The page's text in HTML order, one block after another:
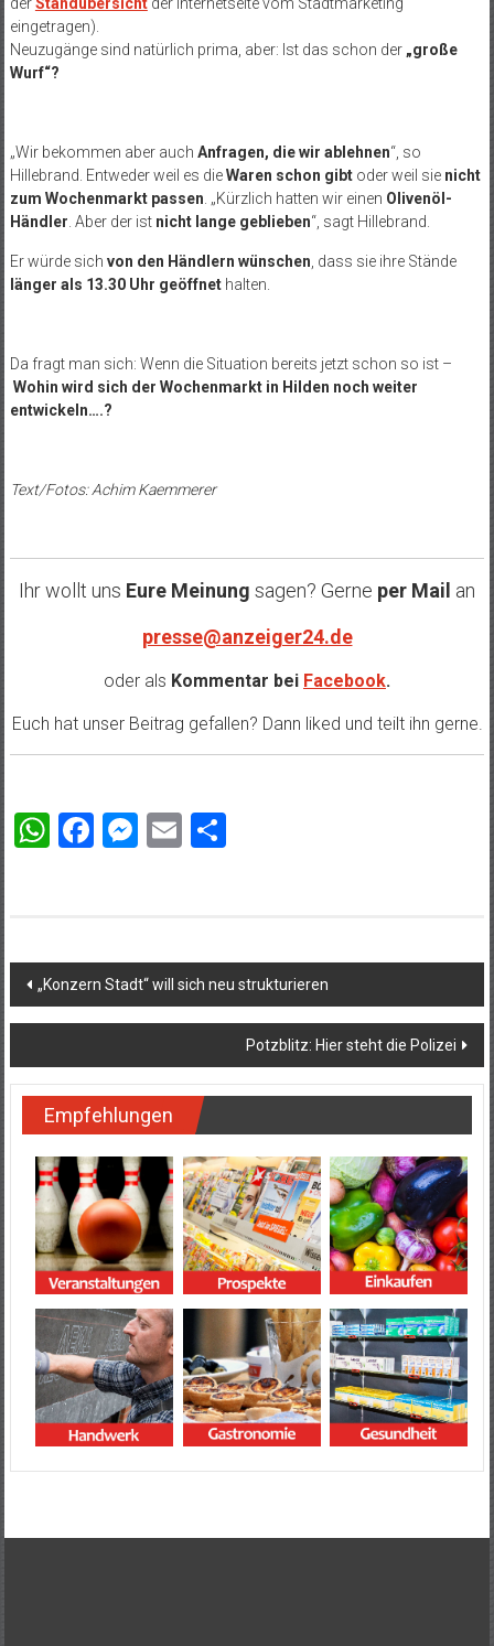
derStandübersichtder Internetseite vom Stadtmarketing
eingetragen).
Neuzugänge sind natürlich prima, aber: Ist das schon der „große
Wurf“?
„Wir bekommen aber auch Anfragen, die wir ablehnen“, so
Hillebrand. Entweder weil es dieWaren schon gibtoder weil sie nicht
zum Wochenmarkt passen. „Kürzlich hatten wir einen Olivenöl-
Händler. Aber der ist nicht lange geblieben“, sagt Hillebrand.
Er würde sich von den Händlern wünschen, dass sie ihre Stände
länger als 13.30 Uhr geöffnethalten.
Da fragt man sich: Wenn die Situation bereits jetzt schon so ist –
Wohin wird sich der Wochenmarkt in Hilden noch weiter
entwickeln….?
Text/Fotos: Achim Kaemmerer
Ihr wollt uns Eure Meinung sagen? Gerne per Mail an
presse@anzeiger24.de
oder als Kommentar bei Facebook.
Euch hat unser Beitrag gefallen? Dann liked und teilt ihn gerne.
WhatsApp
Facebook
Messenger
Email
Beitragsnavigation
„Konzern Stadt“ will sich neu strukturieren
Potzblitz: Hier steht die Polizei
Empfehlungen